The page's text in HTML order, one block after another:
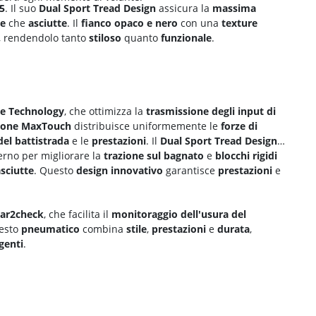
. Il suo Dual Sport Tread Design assicura la massima
che asciutte. Il fianco opaco e nero con una texture
rendendolo tanto stiloso quanto funzionale.
Technology, che ottimizza la trasmissione degli input di
MaxTouch distribuisce uniformemente le forze di
battistrada e le prestazioni. Il Dual Sport Tread Design
per migliorare la trazione sul bagnato e blocchi rigidi
. Questo design innovativo garantisce prestazioni e
, che facilita il monitoraggio dell'usura del
pneumatico combina stile, prestazioni e durata,
.